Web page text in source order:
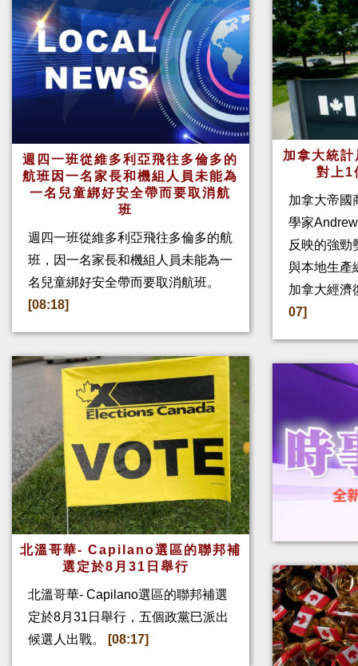
週四一班從維多利亞飛往多倫多的
航班因一名家長和機組人員未能為
一名兒童綁好安全帶而要取消航
班
週四一班從維多利亞飛往多倫多的航
班，因一名家長和機組人員未能為一
名兒童綁好安全帶而要取消航班。
[08:18]
北溫哥華- Capilano選區的聯邦補
選定於8月31日舉行
北溫哥華- Capilano選區的聯邦補選
定於8月31日舉行，五個政黨巳派出
候選人出戰。
[08:17]
加拿大統
對上
加拿大帝國
學家
反映的強勁
與本地生產
加拿大經濟
07]